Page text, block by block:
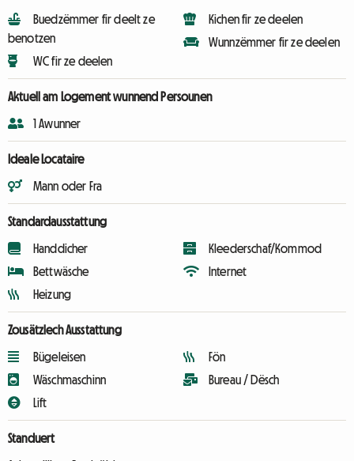
Buedzëmmer fir deelt ze
benotzen
WC fir ze deelen
Kichen fir ze deelen
Wunnzëmmer fir ze deelen
Aktuell am Logement wunnend Persounen
1 Awunner
Ideale Locataire
Mann oder Fra
Standardausstattung
Handdicher
Bettwäsche
Heizung
Kleederschaf/Kommod
Internet
Zousätzlech Ausstattung
Bügeleisen
Wäschmaschinn
Lift
Fön
Bureau / Dësch
Standuert